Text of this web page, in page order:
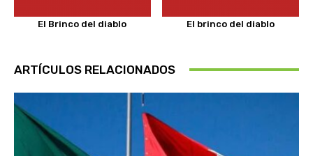
El Brinco del diablo El brinco del diablo
ARTÍCULOS RELACIONADOS